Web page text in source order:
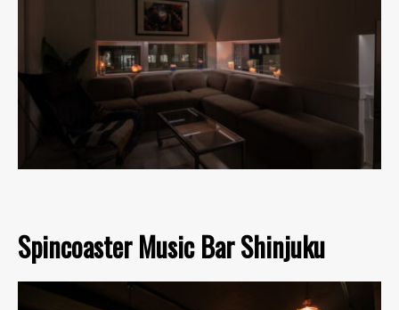
Spincoaster Music Bar Shinjuku